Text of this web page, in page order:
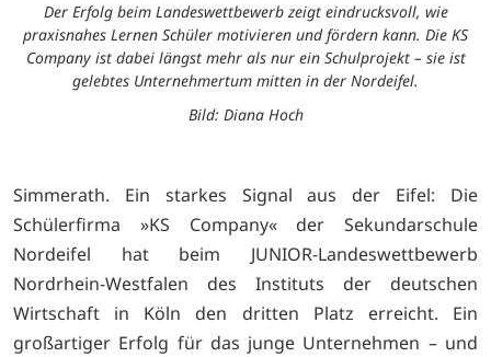
Der Erfolg beim Landeswettbewerb zeigt eindrucksvoll, wie
praxisnahes Lernen Schüler motivieren und fördern kann. Die KS
Company ist dabei längst mehr als nur ein Schulprojekt – sie ist
gelebtes Unternehmertum mitten in der Nordeifel.
Bild: Diana Hoch
Simmerath. Ein starkes Signal aus der Eifel: Die
Schülerfirma »KS Company« der Sekundarschule
Nordeifel hat beim JUNIOR-Landeswettbewerb
Nordrhein-Westfalen des Instituts der deutschen
Wirtschaft in Köln den dritten Platz erreicht. Ein
großartiger Erfolg für das junge Unternehmen – und